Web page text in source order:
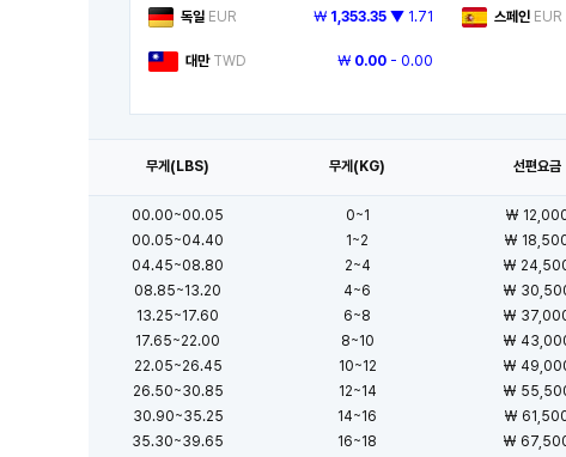
독일 EUR ￦ 1,353.35▼ 1.71
대만 TWD ￦ 0.00- 0.00
스페인 EUR
무게(LBS) 무게(KG) 선편요금
00.00~00.05 0~1 ₩
00.05~04.40 1~2 ₩
04.45~08.80
2~4 ₩
08.85~13.20
4~6 ₩
13.25~17.60
6~8 ₩
17.65~22.00
8~10 ₩
22.05~26.45
10~12 ₩
26.50~30.85
12~14 ₩
30.90~35.25
14~16 ₩
35.30~39.65
16~18 ₩